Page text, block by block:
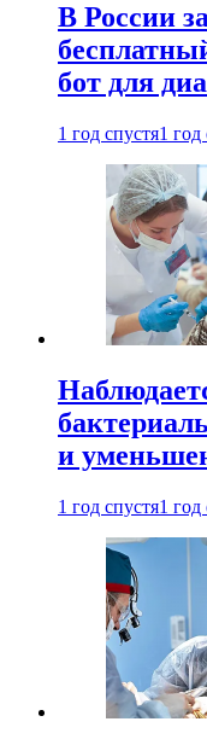
В России
бот для
1 год спустя1 год
и
1 год спустя1 год